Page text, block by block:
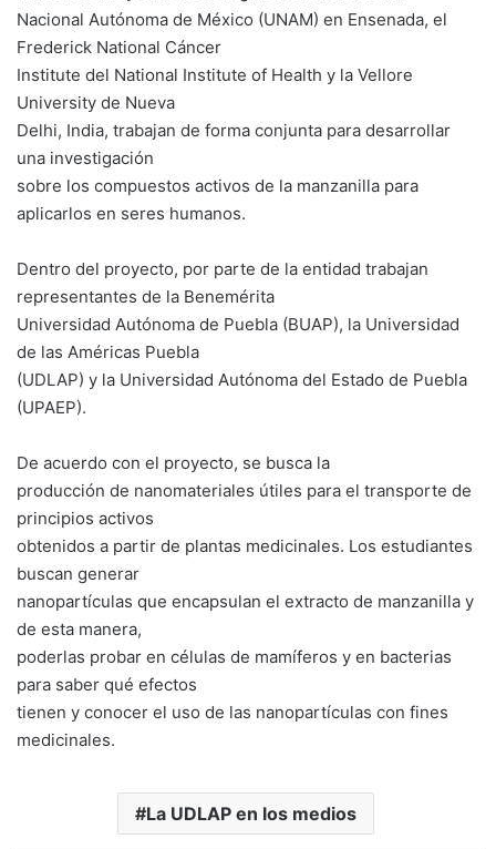
Nacional Autónoma de México (UNAM) en Ensenada, el
Frederick National Cáncer
Institute del National Institute of Health y la Vellore
University de Nueva
Delhi, India, trabajan de forma conjunta para desarrollar
una investigación
sobre los compuestos activos de la manzanilla para
aplicarlos en seres humanos.
Dentro del proyecto, por parte de la entidad trabajan
representantes de la Benemérita
Universidad Autónoma de Puebla (BUAP), la Universidad
de las Américas Puebla
(UDLAP) y la Universidad Autónoma del Estado de Puebla
(UPAEP).
De acuerdo con el proyecto, se busca la
producción de nanomateriales útiles para el transporte de
principios activos
obtenidos a partir de plantas medicinales. Los estudiantes
buscan generar
nanopartículas que encapsulan el extracto de manzanilla y
de esta manera,
poderlas probar en células de mamíferos y en bacterias
para saber qué efectos
tienen y conocer el uso de las nanopartículas con fines
medicinales.
La UDLAP en los medios